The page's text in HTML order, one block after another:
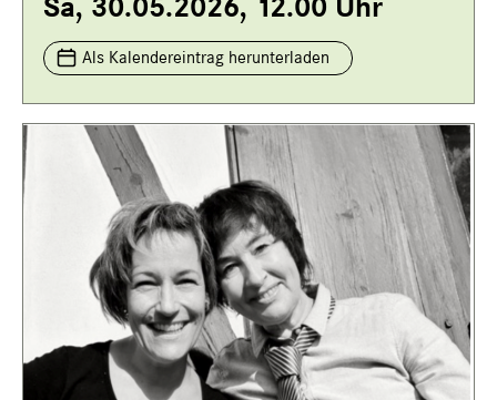
Sa, 30.05.2026, 12.00 Uhr
Als Kalendereintrag herunterladen